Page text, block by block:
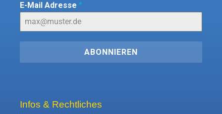
E-Mail Adresse *
ABONNIEREN
Infos & Rechtliches